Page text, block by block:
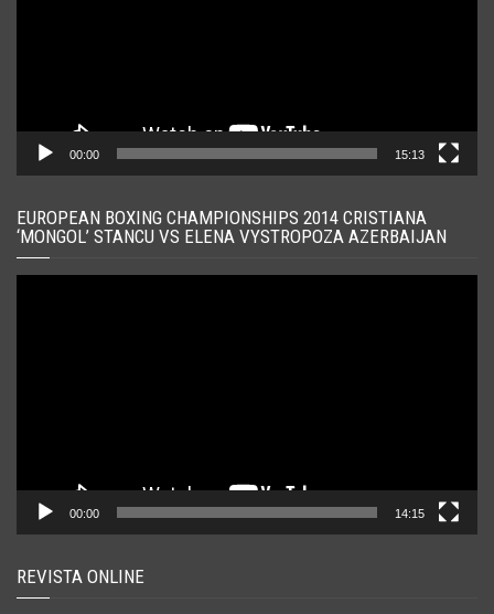
00:00 15:13
EUROPEAN BOXING CHAMPIONSHIPS 2014 CRISTIANA
‘MONGOL’ STANCU VS ELENA VYSTROPOZA AZERBAIJAN
00:00 14:15
REVISTA ONLINE